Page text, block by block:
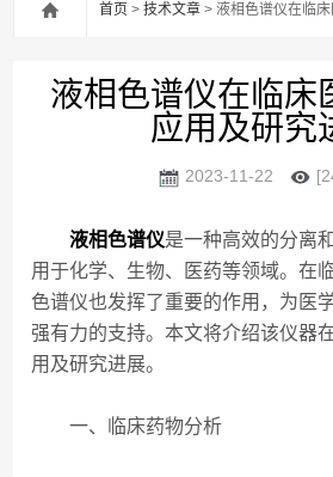
首页 >技术文章 > 液相色谱仪在临
液相色谱仪在临床
应用及研究
2023-11-22
液相色谱仪是一种高效的分离
用于化学、生物、医药等领域。在
色谱仪也发挥了重要的作用，为医
强有力的支持。本文将介绍该仪器
用及研究进展。
一、临床药物分析